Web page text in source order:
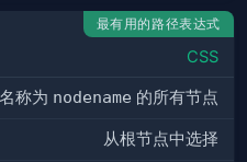
最有用的路径表达式
CSS
称为 nodename 的所有节点
从根节点中选择